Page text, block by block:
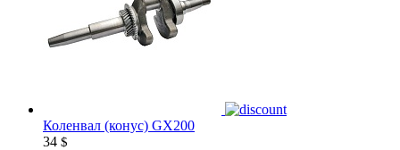
Коленвал (конус) GX200
34 $